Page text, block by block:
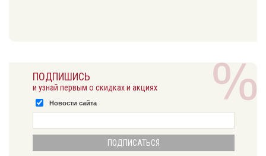
ПОДПИШИСЬ
и узнай первым о скидках и акциях
Новости сайта